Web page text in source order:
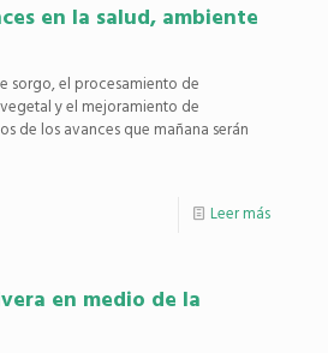
en la salud, ambiente
sorgo, el procesamiento de
y el mejoramiento de
de los avances que mañana serán
Leer más
en medio de la